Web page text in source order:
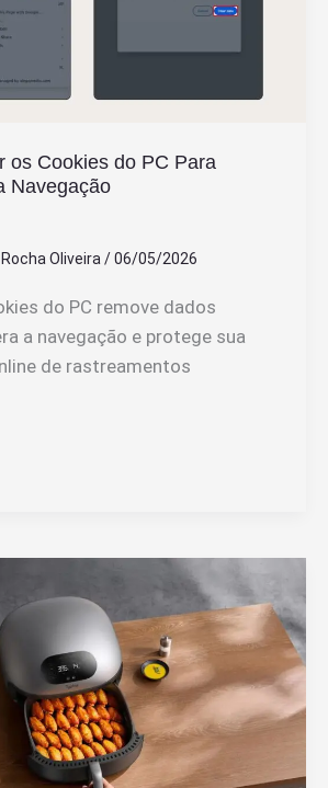
os Cookies do PC Para
Navegação
Oliveira/ 06/05/2026
do PC remove dados
a navegação e protege sua
de rastreamentos